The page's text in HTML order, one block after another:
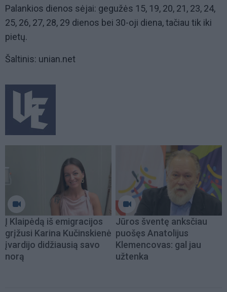
Palankios dienos sėjai: gegužės 15, 19, 20, 21, 23, 24,
25, 26, 27, 28, 29 dienos bei 30-oji diena, tačiau tik iki
pietų.
Šaltinis: unian.net
Į Klaipėdą iš emigracijos
grįžusi Karina Kučinskienė
įvardijo didžiausią savo
norą
Jūros šventę anksčiau
puošęs Anatolijus
Klemencovas: gal jau
užtenka